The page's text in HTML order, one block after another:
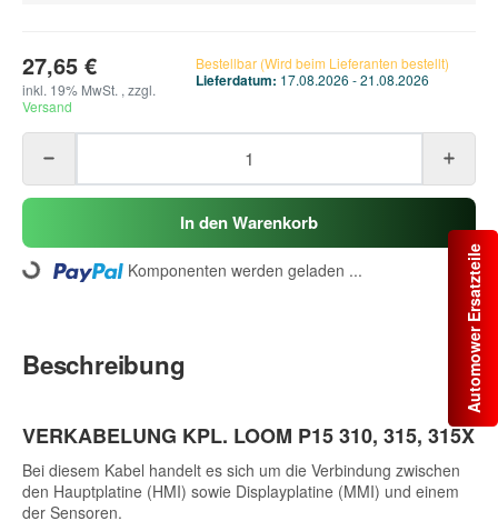
Automower Ersatzteile
27,65 €
inkl. 19% MwSt. , zzgl.
Versand
Bestellbar (Wird beim Lieferanten bestellt)
Lieferdatum: 17.08.2026 - 21.08.2026
In den Warenkorb
Loading... Komponenten werden geladen ...
Beschreibung
VERKABELUNG KPL. LOOM P15 310, 315, 315X
Bei diesem Kabel handelt es sich um die Verbindung zwischen
den Hauptplatine (HMI) sowie Displayplatine (MMI) und einem
der Sensoren.